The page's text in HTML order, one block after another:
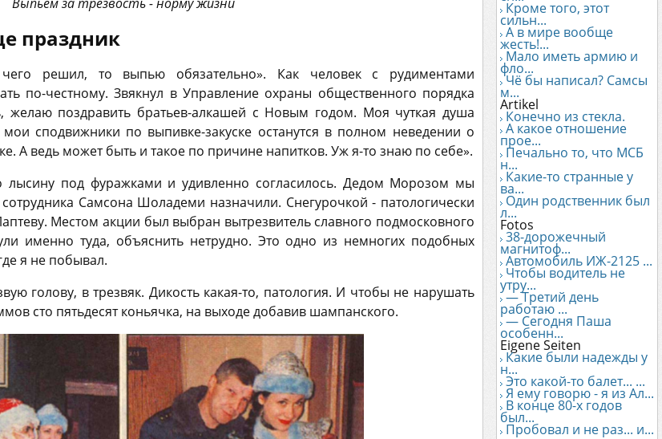
Кроме того, этот
сильн...
А в мире вообще
жесть!...
Мало иметь армию и
фло...
Чё бы написал? Самсы
м...
Artikel
Конечно из стекла.
А какое отношение
прое...
Печально то, что МСБ
н...
Какие-то странные у
ва...
Один родственник был
л...
Fotos
38-дорожечный
магнитоф...
Автомобиль ИЖ-2125 ...
Чтобы водитель не
утру...
— Третий день
работаю ...
— Сегодня Паша
особенн...
Eigene Seiten
Какие были надежды у
н...
Это какой-то балет... ...
Я ему говорю - я из Ал...
В конце 80-х годов
был...
Пробовал и не раз... и...
праздник
решил, то выпью обязательно». Как человек с рудиментами
по-честному. Звякнул в Управление охраны общественного порядка
желаю поздравить братьев-алкашей с Новым годом. Моя чуткая душа
сподвижники по выпивке-закуске останутся в полном неведении о
А ведь может быть и такое по причине напитков. Уж я-то знаю по себе».
лысину под фуражками и удивленно согласилось. Дедом Морозом мы
Самсона Шоладеми назначили. Снегурочкой - патологически
Местом акции был выбран вытрезвитель славного подмосковного
именно туда, объяснить нетрудно. Это одно из немногих подобных
я не побывал.
голову, в трезвяк. Дикость какая-то, патология. И чтобы не нарушать
сто пятьдесят коньячка, на выходе добавив шампанского.